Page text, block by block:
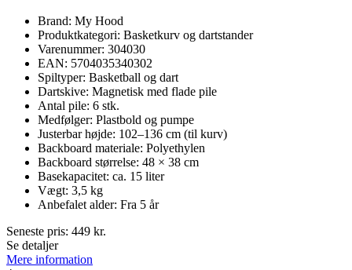
Brand: My Hood
Produktkategori: Basketkurv og dartstander
Varenummer: 304030
EAN: 5704035340302
Spiltyper: Basketball og dart
Dartskive: Magnetisk med flade pile
Antal pile: 6 stk.
Medfølger: Plastbold og pumpe
Justerbar højde: 102–136 cm (til kurv)
Backboard materiale: Polyethylen
Backboard størrelse: 48 × 38 cm
Basekapacitet: ca. 15 liter
Vægt: 3,5 kg
Anbefalet alder: Fra 5 år
Seneste pris: 449 kr.
Se detaljer
Mere information